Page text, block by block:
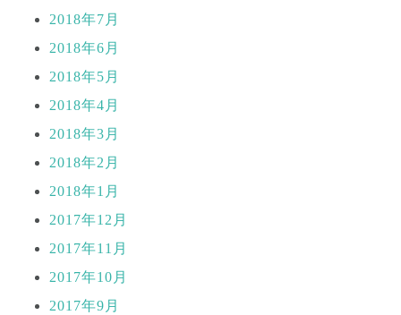
2018年7月
2018年6月
2018年5月
2018年4月
2018年3月
2018年2月
2018年1月
2017年12月
2017年11月
2017年10月
2017年9月